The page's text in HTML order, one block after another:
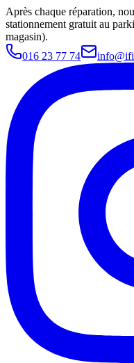
Après chaque réparation,
stationnement gratuit au
magasin).
016 23 77 74